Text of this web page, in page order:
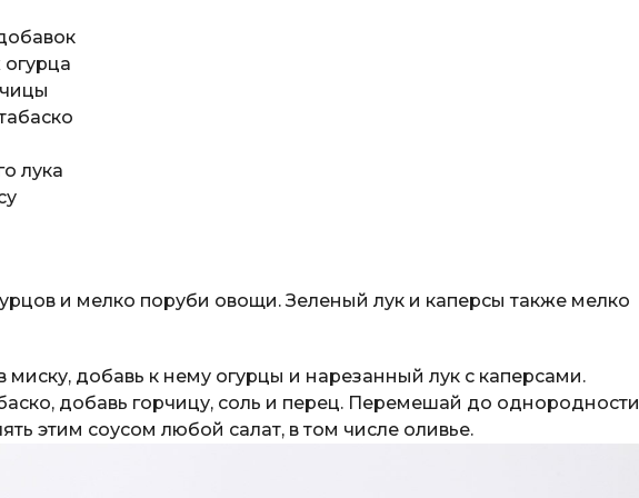
лука
и мелко поруби овощи. Зеленый лук и каперсы также мелко
миску, добавь к нему огурцы и нарезанный лук с каперсами.
добавь горчицу, соль и перец. Перемешай до однородности
этим соусом любой салат, в том числе оливье.